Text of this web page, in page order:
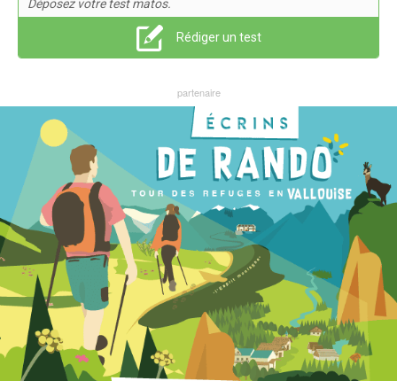
Déposez votre test matos.
Rédiger un test